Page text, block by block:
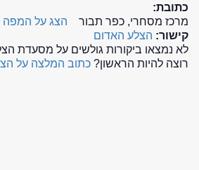
כתובת:
מרכז מסחרי, כפר תבור
הצג על המפה
קישור: הצלע האדום
לא נמצאו ביקורות גולשים על מסעדת
רוצה להיות הראשון? כתוב המלצה על